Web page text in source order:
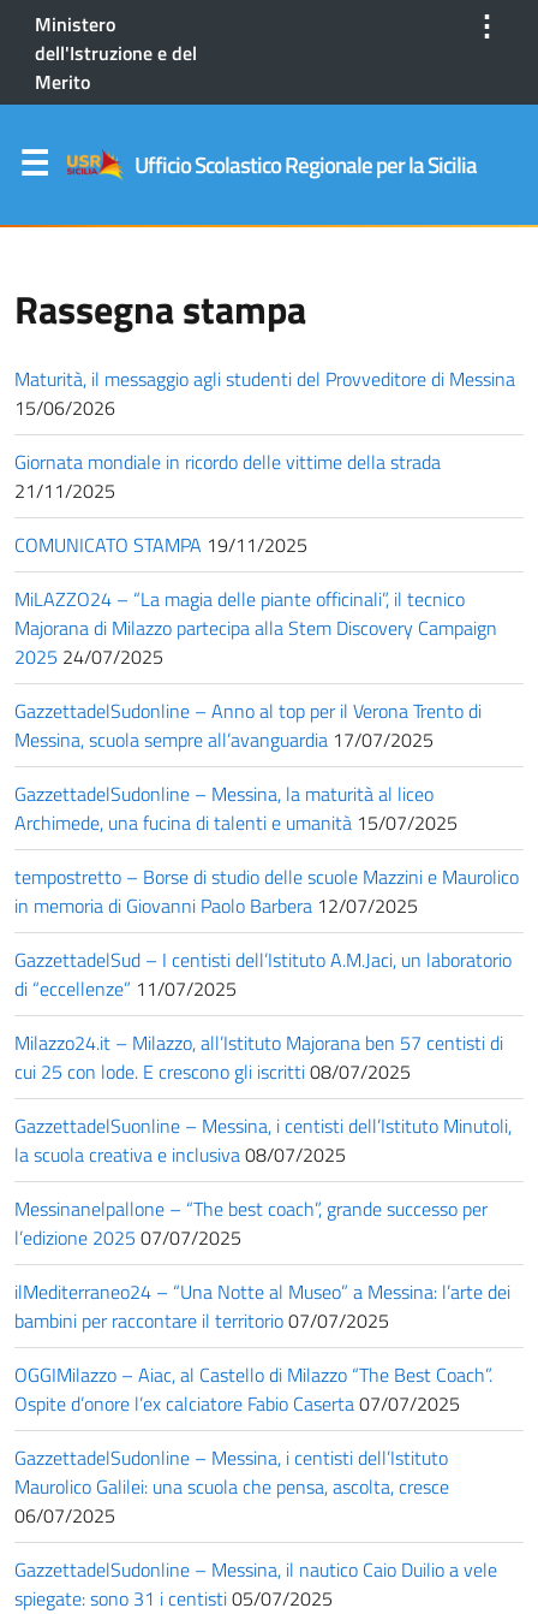
Ministero
dell'Istruzione e del
Merito
⋮
Ufficio Scolastico Regionale per la Sicilia
Rassegna stampa
Maturità, il messaggio agli studenti del Provveditore di Messina
15/06/2026
Giornata mondiale in ricordo delle vittime della strada
21/11/2025
COMUNICATO STAMPA 19/11/2025
MiLAZZO24 – “La magia delle piante officinali”, il tecnico
Majorana di Milazzo partecipa alla Stem Discovery Campaign
2025 24/07/2025
GazzettadelSudonline – Anno al top per il Verona Trento di
Messina, scuola sempre all’avanguardia 17/07/2025
GazzettadelSudonline – Messina, la maturità al liceo
Archimede, una fucina di talenti e umanità 15/07/2025
tempostretto – Borse di studio delle scuole Mazzini e Maurolico
in memoria di Giovanni Paolo Barbera 12/07/2025
GazzettadelSud – I centisti dell’Istituto A.M.Jaci, un laboratorio
di “eccellenze” 11/07/2025
Milazzo24.it – Milazzo, all’Istituto Majorana ben 57 centisti di
cui 25 con lode. E crescono gli iscritti08/07/2025
GazzettadelSuonline – Messina, i centisti dell’Istituto Minutoli,
la scuola creativa e inclusiva08/07/2025
Messinanelpallone – “The best coach”, grande successo per
l’edizione 2025 07/07/2025
ilMediterraneo24 – “Una Notte al Museo” a Messina: l’arte dei
bambini per raccontare il territorio07/07/2025
OGGIMilazzo – Aiac, al Castello di Milazzo “The Best Coach”.
Ospite d’onore l’ex calciatore Fabio Caserta07/07/2025
GazzettadelSudonline – Messina, i centisti dell’Istituto
Maurolico Galilei: una scuola che pensa, ascolta, cresce
06/07/2025
GazzettadelSudonline – Messina, il nautico Caio Duilio a vele
spiegate: sono 31 i centisti05/07/2025